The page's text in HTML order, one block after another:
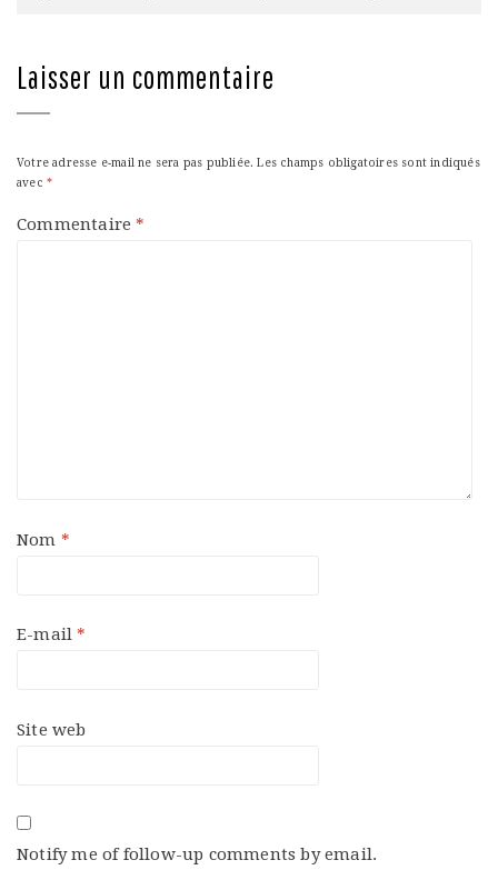
Laisser un commentaire
Votre adresse e-mail ne sera pas publiée. Les champs obligatoires sont indiqués
avec *
Commentaire *
Nom *
E-mail *
Site web
Notify me of follow-up comments by email.